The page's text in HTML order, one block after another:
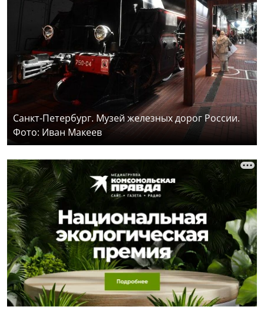
Санкт-Петербург. Музей железных дорог России.
Фото: Иван Макеев